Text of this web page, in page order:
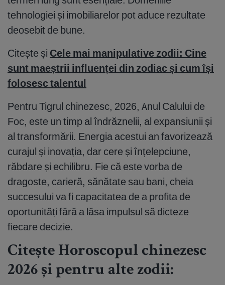
tehnologiei și imobiliarelor pot aduce rezultate
deosebit de bune.
Citește și Cele mai manipulative zodii: Cine
sunt maeștrii influenței din zodiac și cum își
folosesc talentul
Pentru Tigrul chinezesc, 2026, Anul Calului de
Foc, este un timp al îndrăznelii, al expansiunii și
al transformării. Energia acestui an favorizează
curajul și inovația, dar cere și înțelepciune,
răbdare și echilibru. Fie că este vorba de
dragoste, carieră, sănătate sau bani, cheia
succesului va fi capacitatea de a profita de
oportunități fără a lăsa impulsul să dicteze
fiecare decizie.
Citește Horoscopul chinezesc
2026 și pentru alte zodii: